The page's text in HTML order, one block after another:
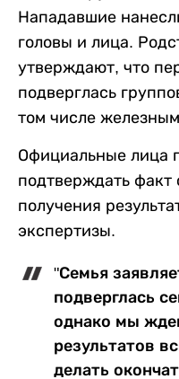
Нападавшие
головы и лица.
утверждают, что
подверглась
том числе
Официальные лица
подтверждать факт
получения
экспертизы.
"Семья
подверглась
однако мы
результатов
делать